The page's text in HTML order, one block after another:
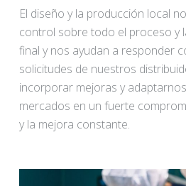
El diseño y la producción local
control sobre todo el proceso y
final y nos ayudan a responder
solicitudes de nuestros
incorporar mejoras y
mercados en un fuerte
y la mejora constante.